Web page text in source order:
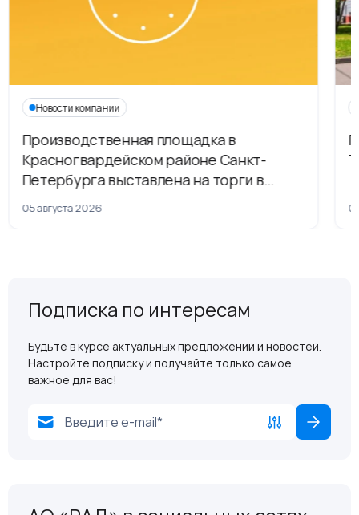
Новости компании
Производственная площадка в
Красногвардейском районе Санкт-
Петербурга выставлена на торги в
рамках приватизации
05 августа 2026
Подписка по интересам
Будьте в курсе актуальных предложений и новостей.
Настройте подписку и получайте только самое
важное для вас!